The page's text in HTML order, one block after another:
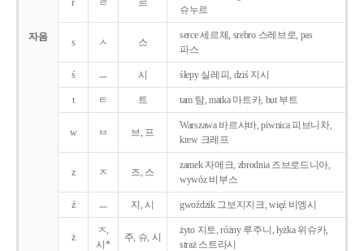
자음
r ㄹ 르
슈누르
s ㅅ 스
serce 세르체, srebro 스레브로, pas
파스
ś ㅡ 시 ślepy 실레피, dziś 지시
t ㅌ 트 tam 탐, matka 마트카, but 부트
w ㅂ 브, 프
Warszawa 바르샤바, piwnica 피브니차,
krew 크레프
z ㅈ 즈, 스
zamek 자메크, zbrodnia 즈브로드니아,
wywóz 비부스
ź ㅡ 지, 시 gwoździk 그보지지크, więź 비엥시
ż
ㅈ,
시*
주, 슈, 시
żyto 지토, różny 루주니, łyżka 위슈카,
straż 스트라시